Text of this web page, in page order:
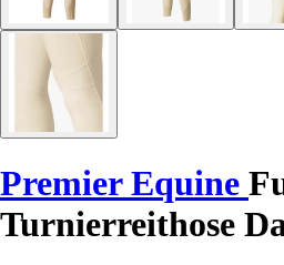
Premier Equine
Turnierreithose